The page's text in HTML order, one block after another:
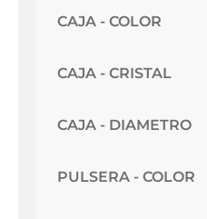
CAJA - COLOR
CAJA - CRISTAL
CAJA - DIAMETRO
PULSERA - COLOR